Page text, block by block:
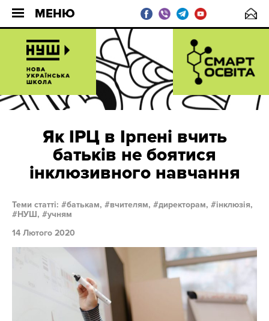
МЕНЮ
Як ІРЦ в Ірпені вчить
батьків не боятися
інклюзивного навчання
Теми статті: батькам, вчителям, директорам,
інклюзія,
НУШ,
учням
14 Лютого 2020